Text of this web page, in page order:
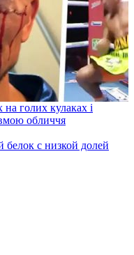
голих кулаках і
обличчя
с низкой долей